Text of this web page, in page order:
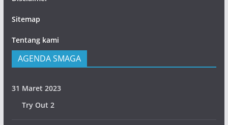
Sitemap
Tentang kami
AGENDA SMAGA
31 Maret 2023
Try Out 2